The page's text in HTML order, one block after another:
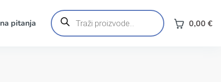
pitanja
Products
search 0,00 €